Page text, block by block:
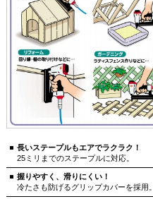
長いステープルもエアでラクラク！
25ミリまでのステープルに対応。
握りやすく、滑りにくい！
冷たさも防げるグリップカバーを採用。